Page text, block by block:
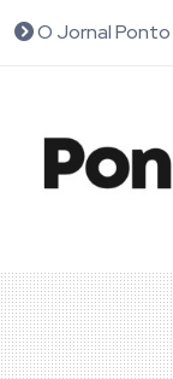
O Jornal Ponto